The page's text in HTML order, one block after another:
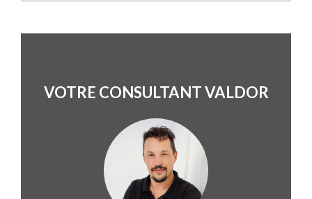
VOTRE CONSULTANT VALDOR